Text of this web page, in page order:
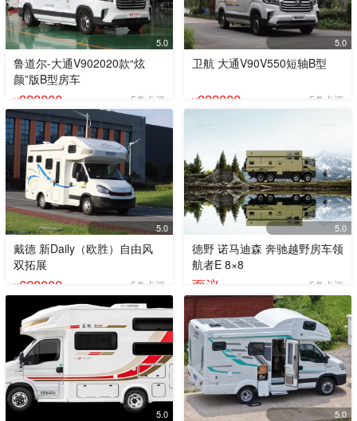
5.0
鲁道尔-大通V902020款“炫
颜”版B型房车
¥388000 5条点评
5.0
卫航 大通V90V550短轴B型
¥338000 5条点评
5.0
戴德 新Daily（欧胜）自由风
双拓展
¥628000 5条点评
5.0
德野 诺马迪森 奔驰越野房车领
航者E 8×8
面议 5条点评
5.0 5.0